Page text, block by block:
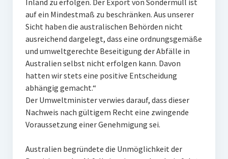
Inland zu erfolgen. Der Export von Sondermüll ist
auf ein Mindestmaß zu beschränken. Aus unserer
Sicht haben die australischen Behörden nicht
ausreichend dargelegt, dass eine ordnungsgemäße
und umweltgerechte Beseitigung der Abfälle in
Australien selbst nicht erfolgen kann. Davon
hatten wir stets eine positive Entscheidung
abhängig gemacht.“
Der Umweltminister verwies darauf, dass dieser
Nachweis nach gültigem Recht eine zwingende
Voraussetzung einer Genehmigung sei.
Australien begründete die Unmöglichkeit der